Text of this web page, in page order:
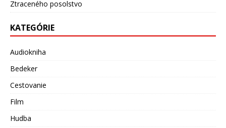
Ztraceného posolstvo
KATEGÓRIE
Audiokniha
Bedeker
Cestovanie
Film
Hudba